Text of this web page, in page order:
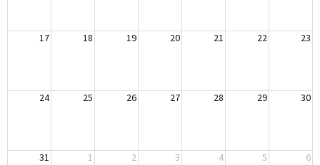
17 18 19 20 21 22 23
24 25 26 27 28 29 30
31 1 2 3 4 5 6